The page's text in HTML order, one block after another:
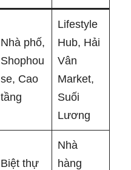
Nhà phố,
Shophou
se, Cao
tầng
Lifestyle
Hub, Hải
Vân
Market,
Suối
Lương
Biệt thự
Nhà
hàng